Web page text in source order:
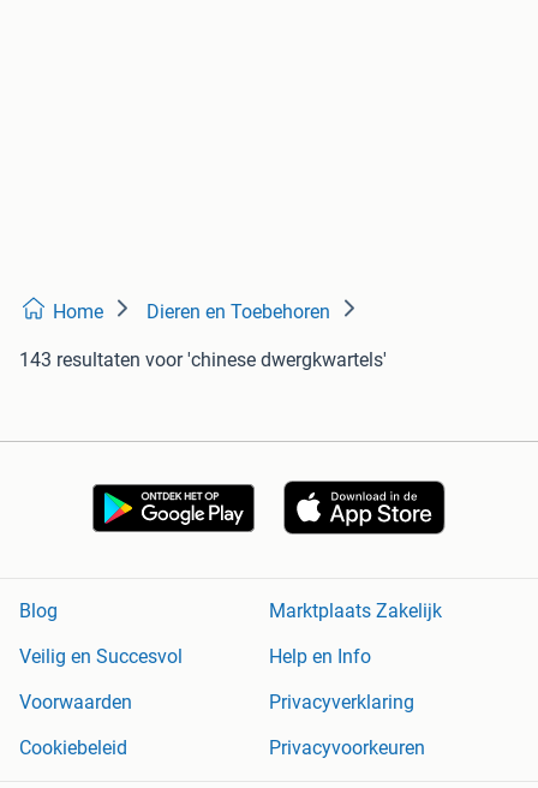
Home Dieren en Toebehoren
143 resultaten voor 'chinese dwergkwartels'
Blog
Marktplaats Zakelijk
Veilig en Succesvol
Help en Info
Voorwaarden
Privacyverklaring
Cookiebeleid
Privacyvoorkeuren